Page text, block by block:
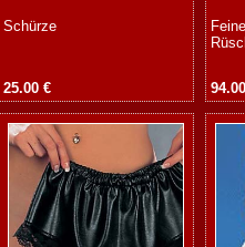
Schürze
25.00 €